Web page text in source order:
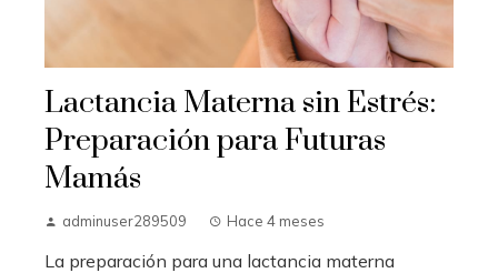
Lactancia Materna sin Estrés:
Preparación para Futuras
Mamás
adminuser289509 Hace 4 meses
La preparación para una lactancia materna